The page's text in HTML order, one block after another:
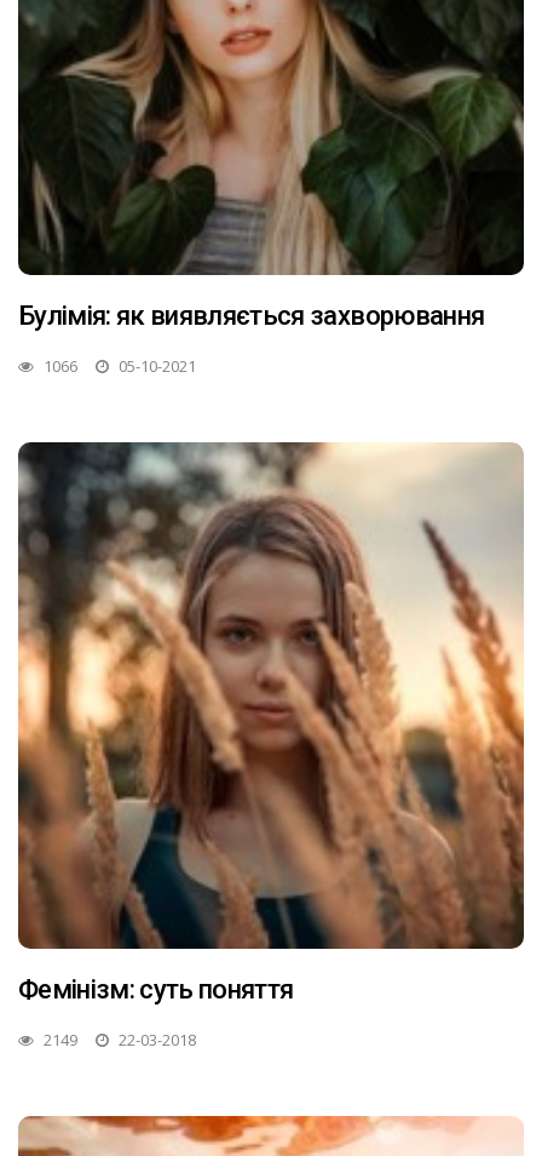
Булімія: як виявляється захворювання
1066 05-10-2021
Фемінізм: суть поняття
2149 22-03-2018